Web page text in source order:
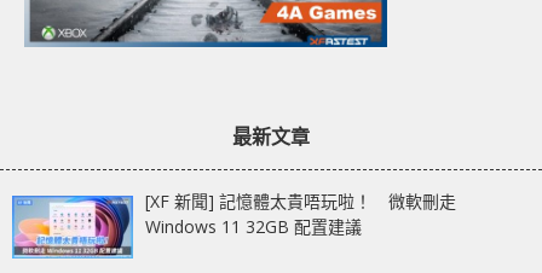
最新文章
[XF 新聞] 記憶體太貴唔玩啦！ 微軟刪走
Windows 11 32GB 配置建議